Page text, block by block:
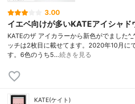
3.00
イエベ向けが多いKATEアイシャド
KATEのザ アイカラーから新色がでました
ッチは2枚目に載せてます。2020年10月に
す。6色のうち5…続きを見る
KATE(ケイト)